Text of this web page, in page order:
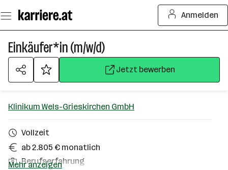
Seiteninhalt
springen
Anmelden
Einkäufer*in (m/w/d)
Jetzt bewerben
Klinikum Wels-Grieskirchen GmbH
Vollzeit
ab 2.805 € monatlich
Berufserfahrung
Mehr anzeigen